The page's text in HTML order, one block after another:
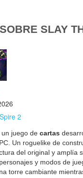
SLAY
2
un juego decartas
Un roguelike de
del original y amplía
y modos de
torre cambiante